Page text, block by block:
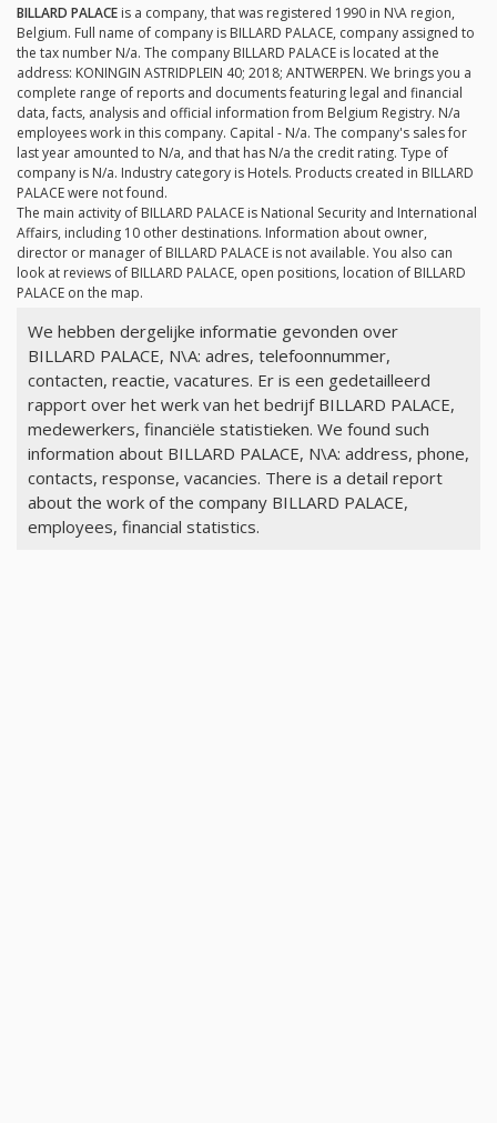
BILLARD PALACE is a company, that was registered 1990 in N\A region,
Belgium. Full name of company is BILLARD PALACE, company assigned to
the tax number N/a. The company BILLARD PALACE is located at the
address: KONINGIN ASTRIDPLEIN 40; 2018; ANTWERPEN. We brings you a
complete range of reports and documents featuring legal and financial
data, facts, analysis and official information from Belgium Registry. N/a
employees work in this company. Capital - N/a. The company's sales for
last year amounted to N/a, and that has N/a the credit rating. Type of
company is N/a. Industry category is Hotels. Products created in BILLARD
PALACE were not found.
The main activity of BILLARD PALACE is National Security and International
Affairs, including 10 other destinations. Information about owner,
director or manager of BILLARD PALACE is not available. You also can
look at reviews of BILLARD PALACE, open positions, location of BILLARD
PALACE on the map.
We hebben dergelijke informatie gevonden over
BILLARD PALACE, N\A: adres, telefoonnummer,
contacten, reactie, vacatures. Er is een gedetailleerd
rapport over het werk van het bedrijf BILLARD PALACE,
medewerkers, financiële statistieken. We found such
information about BILLARD PALACE, N\A: address, phone,
contacts, response, vacancies. There is a detail report
about the work of the company BILLARD PALACE,
employees, financial statistics.